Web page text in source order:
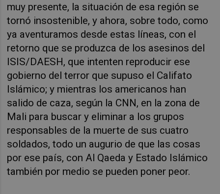
muy presente, la situación de esa región se
tornó insostenible, y ahora, sobre todo, como
ya aventuramos desde estas líneas, con el
retorno que se produzca de los asesinos del
ISIS/DAESH, que intenten reproducir ese
gobierno del terror que supuso el Califato
Islámico; y mientras los americanos han
salido de caza, según la CNN, en la zona de
Mali para buscar y eliminar a los grupos
responsables de la muerte de sus cuatro
soldados, todo un augurio de que las cosas
por ese país, con Al Qaeda y Estado Islámico
también por medio se pueden poner peor.